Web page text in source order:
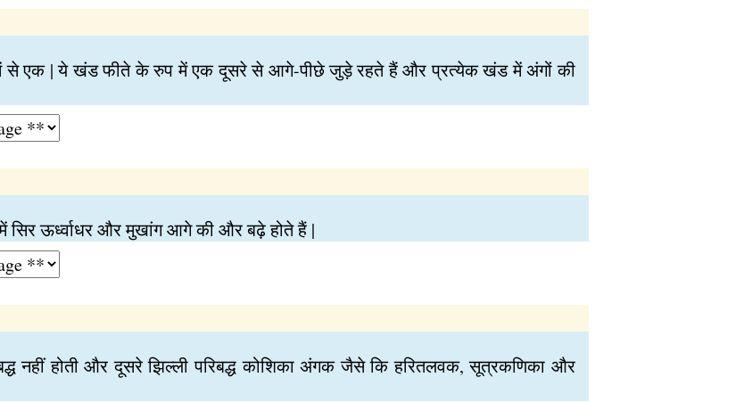
से एक | ये खंड फीते के रुप में एक दूसरे से आगे-पीछे जुड़े रहते हैं और प्रत्येक खंड में अंगों की
सिर ऊर्ध्वाधर और मुखांग आगे की और बढ़े होते हैं |
नहीं होती और दूसरे झिल्ली परिबद्ध कोशिका अंगक जैसे कि हरितलवक, सूत्रकणिका और